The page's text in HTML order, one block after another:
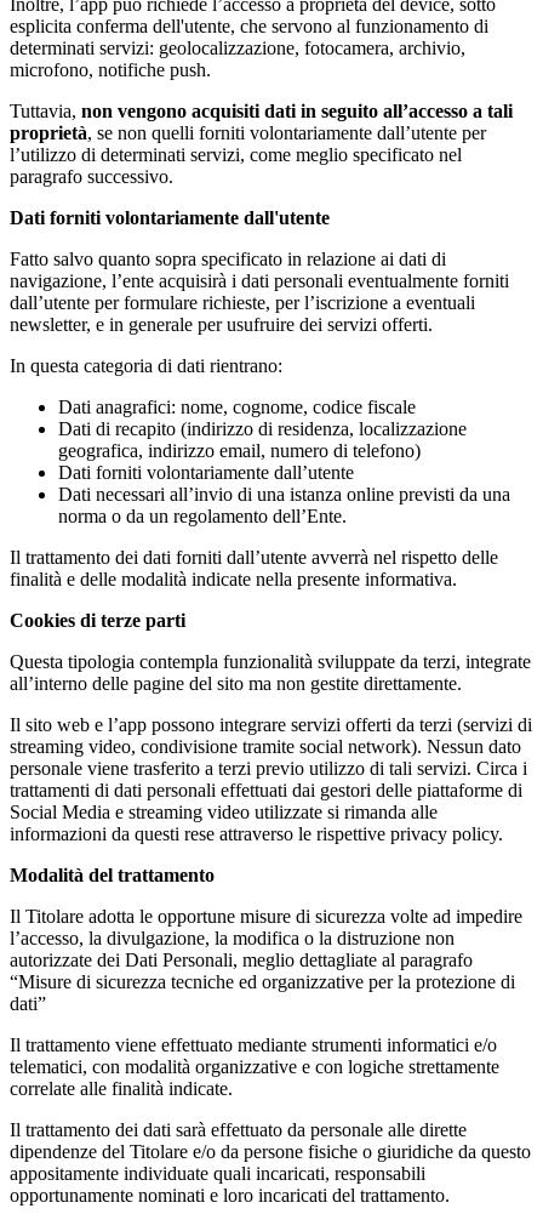
esplicita conferma dell'utente, che servono al funzionamento di
determinati servizi: geolocalizzazione, fotocamera, archivio,
microfono, notifiche push.
Tuttavia, non vengono acquisiti dati in seguito all’accesso a tali
proprietà, se non quelli forniti volontariamente dall’utente per
l’utilizzo di determinati servizi, come meglio specificato nel
paragrafo successivo.
Dati forniti volontariamente dall'utente
Fatto salvo quanto sopra specificato in relazione ai dati di
navigazione, l’ente acquisirà i dati personali eventualmente forniti
dall’utente per formulare richieste, per l’iscrizione a eventuali
newsletter, e in generale per usufruire dei servizi offerti.
In questa categoria di dati rientrano:
Dati anagrafici: nome, cognome, codice fiscale
Dati di recapito (indirizzo di residenza, localizzazione
geografica, indirizzo email, numero di telefono)
Dati forniti volontariamente dall’utente
Dati necessari all’invio di una istanza online previsti da una
norma o da un regolamento dell’Ente.
Il trattamento dei dati forniti dall’utente avverrà nel rispetto delle
finalità e delle modalità indicate nella presente informativa.
Cookies di terze parti
Questa tipologia contempla funzionalità sviluppate da terzi, integrate
all’interno delle pagine del sito ma non gestite direttamente.
Il sito web e l’app possono integrare servizi offerti da terzi (servizi di
streaming video, condivisione tramite social network). Nessun dato
personale viene trasferito a terzi previo utilizzo di tali servizi. Circa i
trattamenti di dati personali effettuati dai gestori delle piattaforme di
Social Media e streaming video utilizzate si rimanda alle
informazioni da questi rese attraverso le rispettive privacy policy.
Modalità del trattamento
Il Titolare adotta le opportune misure di sicurezza volte ad impedire
l’accesso, la divulgazione, la modifica o la distruzione non
autorizzate dei Dati Personali, meglio dettagliate al paragrafo
“Misure di sicurezza tecniche ed organizzative per la protezione di
dati”
Il trattamento viene effettuato mediante strumenti informatici e/o
telematici, con modalità organizzative e con logiche strettamente
correlate alle finalità indicate.
Il trattamento dei dati sarà effettuato da personale alle dirette
dipendenze del Titolare e/o da persone fisiche o giuridiche da questo
appositamente individuate quali incaricati, responsabili
opportunamente nominati e loro incaricati del trattamento.